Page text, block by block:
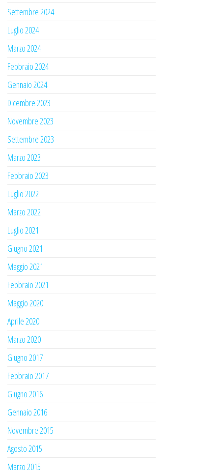
Settembre 2024
Luglio 2024
Marzo 2024
Febbraio 2024
Gennaio 2024
Dicembre 2023
Novembre 2023
Settembre 2023
Marzo 2023
Febbraio 2023
Luglio 2022
Marzo 2022
Luglio 2021
Giugno 2021
Maggio 2021
Febbraio 2021
Maggio 2020
Aprile 2020
Marzo 2020
Giugno 2017
Febbraio 2017
Giugno 2016
Gennaio 2016
Novembre 2015
Agosto 2015
Marzo 2015